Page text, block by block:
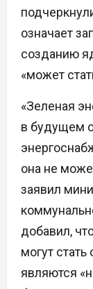
означает
созданию
«может
«Зеленая
в будущем
она не
заявил
добавил,
могут
являются